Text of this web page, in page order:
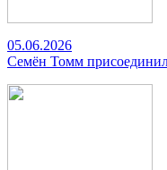
05.06.2026
Семён Томм